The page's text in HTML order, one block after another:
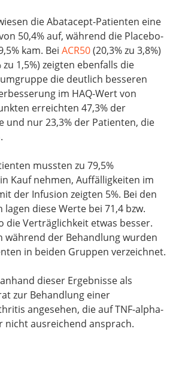
die Abatacept-Patienten eine
50,4% auf, während die Placebo-
kam. Bei ACR50(20,3% zu 3,8%)
zu 1,5%) zeigten ebenfalls die
die deutlich besseren
im HAQ-Wert von
erreichten 47,3% der
und nur 23,3% der Patienten, die
mussten zu 79,5%
Kauf nehmen, Auffälligkeiten im
der Infusion zeigten 5%. Bei den
lagen diese Werte bei 71,4 bzw.
die Verträglichkeit etwas besser.
während der Behandlung wurden
in beiden Gruppen verzeichnet.
dieser Ergebnisse als
zur Behandlung einer
angesehen, die auf TNF-alpha-
nicht ausreichend ansprach.